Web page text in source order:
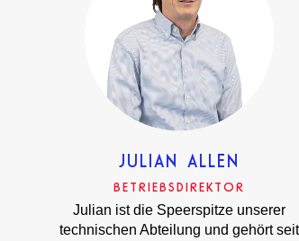
JULIAN ALLEN
BETRIEBSDIREKTOR
Julian ist die Speerspitze unserer
technischen Abteilung und gehört seit